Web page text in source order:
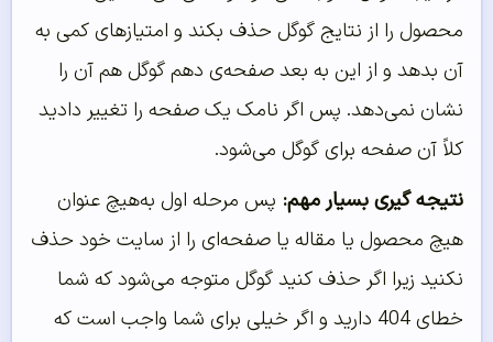
محصول را از نتایج گوگل حذف بکند و امتیازهای کمی به
آن بدهد و از این به بعد صفحه‌ی دهم گوگل هم آن را
نشان نمی‌دهد. پس اگر نامک یک صفحه را تغییر دادید
کلاً آن صفحه برای گوگل می‌شود.
نتیجه گیری بسیار مهم: پس مرحله اول به‌هیچ‌ عنوان
هیچ محصول یا مقاله یا صفحه‌ای را از سایت خود حذف
نکنید زیرا اگر حذف کنید گوگل متوجه می‌شود که شما
خطای 404 دارید و اگر خیلی برای شما واجب است که